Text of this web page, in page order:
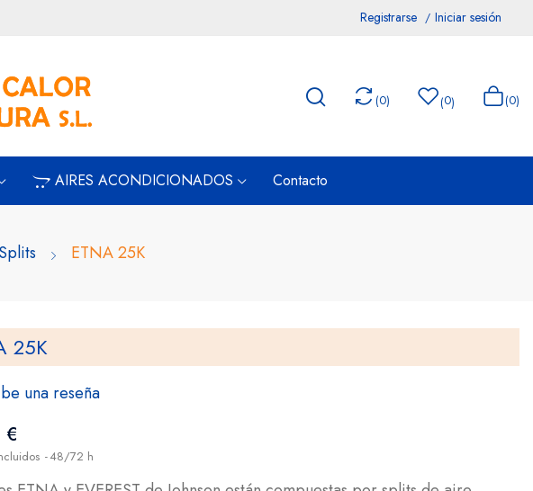
Registrarse Iniciar sesión
(0) (0) (0)
AIRES ACONDICIONADOS Contacto
Splits ETNA 25K
25K
una reseña
€
48/72 h